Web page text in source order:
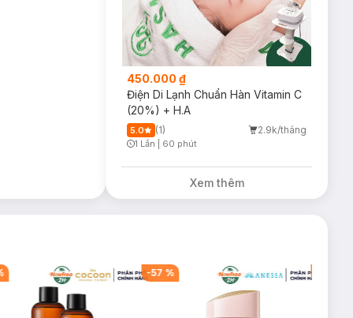
450.000 ₫
Điện Di Lạnh Chuẩn Hàn Vitamin C
(20%) + H.A
5.0 (1) 2.9k/tháng
1 Lần 60 phút
Xem thêm
-57 %